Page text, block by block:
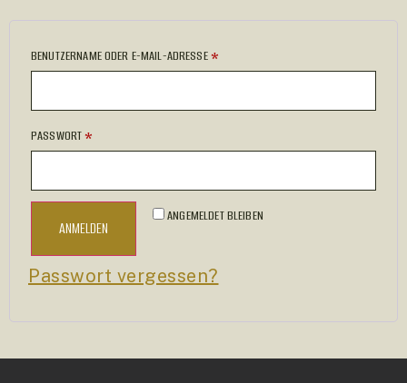
BENUTZERNAME ODER E-MAIL-ADRESSE*
PASSWORT*
ANGEMELDET BLEIBEN
ANMELDEN
Passwort vergessen?